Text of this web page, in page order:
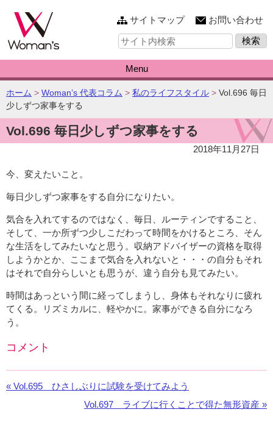
このページの本文へ
サイトマップ
お問い合わせ
サ
イ
内
検
索:
Menu
こ
の
ペ
ー
ジ
位
ホーム > Woman’s 代表コラム > 私のライフスタイル > Vol.696 毎日
少しずつ家事をする
Vol.696 毎日少しずつ家事をする
2018年11月27日
今、変えたいこと。
毎日少しずつ家事をする自分になりたい。
気合を入れてするのではなく、毎日、ルーティンですること、
そして、一か所ずつ少しこだわって時間をかけるところ、そん
な生活をしてみたいなと思う。収納アドバイザーの資格を取得
しようかとか、ここまで気合を入れないと・・・の自分もそれ
はそれで自分らしいとも思うが、違う自分も見てみたい。
時間はあっという間に経ってしまうし、身体もそれなりに疲れ
てくる。リズミカルに、軽やかに。家事ができる自分になろ
う。
コメント
コ
« 前
Vol.695 ひさしぶりに試験を受けてみよう
次
Vol.697 ライブに行くことで得た無形資産 »